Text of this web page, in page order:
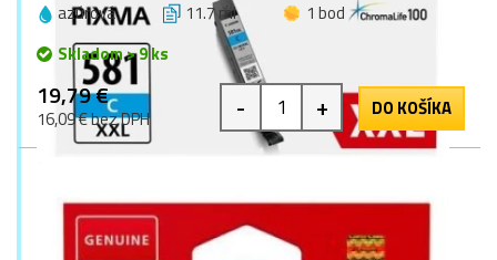
azúrová 11.7 ml
1 bod
Skladom > 9 ks
19,79 €
16,09 € bez DPH - + DO KOŠÍKA